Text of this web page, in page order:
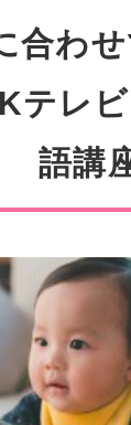
合わ
テレ
語講